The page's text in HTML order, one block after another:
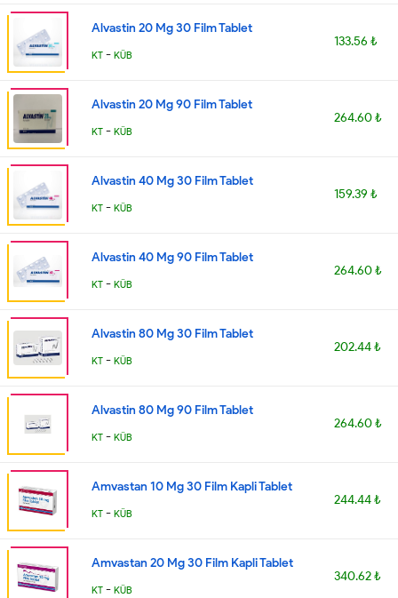
Alvastin 20 Mg 30 Film Tablet
KT - KÜB
133.56 ₺
Alvastin 20 Mg 90 Film Tablet
KT - KÜB
264.60 ₺
Alvastin 40 Mg 30 Film Tablet
KT - KÜB
159.39 ₺
Alvastin 40 Mg 90 Film Tablet
KT - KÜB
264.60 ₺
Alvastin 80 Mg 30 Film Tablet
KT - KÜB
202.44 ₺
Alvastin 80 Mg 90 Film Tablet
KT - KÜB
264.60 ₺
Amvastan 10 Mg 30 Film Kapli Tablet
KT - KÜB
244.44 ₺
Amvastan 20 Mg 30 Film Kapli Tablet
KT - KÜB
340.62 ₺